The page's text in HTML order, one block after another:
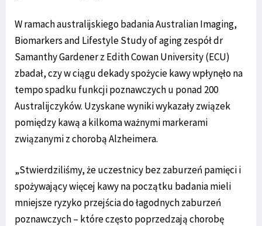
W ramach australijskiego badania Australian Imaging,
Biomarkers and Lifestyle Study of aging zespół dr
Samanthy Gardener z Edith Cowan University (ECU)
zbadał, czy w ciągu dekady spożycie kawy wpłynęło na
tempo spadku funkcji poznawczych u ponad 200
Australijczyków. Uzyskane wyniki wykazały związek
pomiędzy kawą a kilkoma ważnymi markerami
związanymi z chorobą Alzheimera.
„Stwierdziliśmy, że uczestnicy bez zaburzeń pamięci i
spożywający więcej kawy na początku badania mieli
mniejsze ryzyko przejścia do łagodnych zaburzeń
poznawczych – które często poprzedzają chorobę